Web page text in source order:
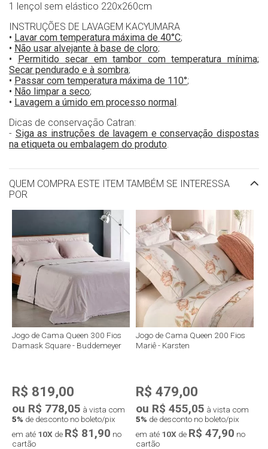
1 lençol sem elástico 220x260cm
INSTRUÇÕES DE LAVAGEM KACYUMARA
• Lavar com temperatura máxima de 40°C;
• Não usar alvejante à base de cloro;
• Permitido secar em tambor com temperatura mínima;
Secar pendurado e à sombra;
• Passar com temperatura máxima de 110°;
• Não limpar a seco;
• Lavagem a úmido em processo normal
Dicas de conservação Catran:
- Siga as instruções de lavagem e conservação dispostas
na etiqueta ou embalagem do produto
QUEM COMPRA ESTE ITEM TAMBÉM SE INTERESSA
POR
Jogo de Cama Queen 300 Fios
Damask Square - Buddemeyer
R$ 819,00
ou R$ 778,05 à vista com
5% de desconto no boleto/pix
em até 10X de R$ 81,90 no
cartão
Jogo de Cama Queen 200 Fios
Mariê - Karsten
R$ 479,00
ou R$ 455,05 à vista com
5% de desconto no boleto/pix
em até 10X de R$ 47,90 no
cartão